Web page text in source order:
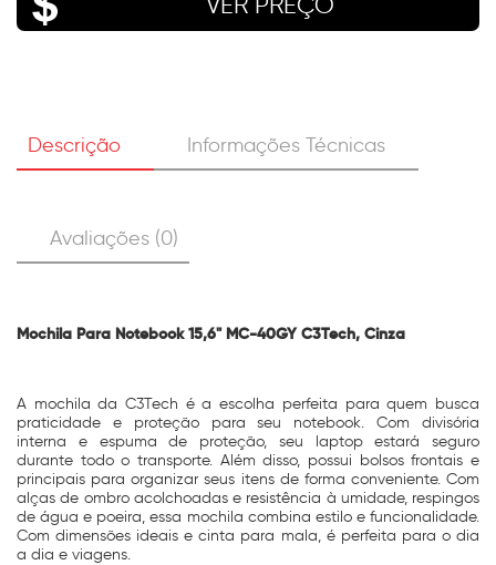
Descrição Informações Técnicas
Avaliações (0)
Mochila Para Notebook 15,6" MC-40GY C3Tech, Cinza
A mochila da C3Tech é a escolha perfeita para quem busca
praticidade e proteção para seu notebook. Com divisória
interna e espuma de proteção, seu laptop estará seguro
durante todo o transporte. Além disso, possui bolsos frontais e
principais para organizar seus itens de forma conveniente. Com
alças de ombro acolchoadas e resistência à umidade, respingos
de água e poeira, essa mochila combina estilo e funcionalidade.
Com dimensões ideais e cinta para mala, é perfeita para o dia
a dia e viagens.